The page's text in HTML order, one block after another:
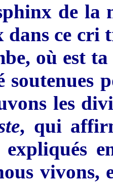
de la
dans ce
où est
soutenues
les
, qui
vivons,